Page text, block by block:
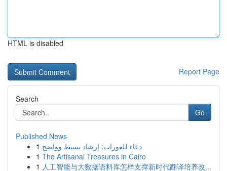
HTML is disabled
Report Page
Search
Go
Published News
1 دعاء للعورات: إرشاد بسيط وواضح
1 The Artisanal Treasures in Cairo
1 人工智能与大数据语料库怎样支撑新时代翻译培养改...